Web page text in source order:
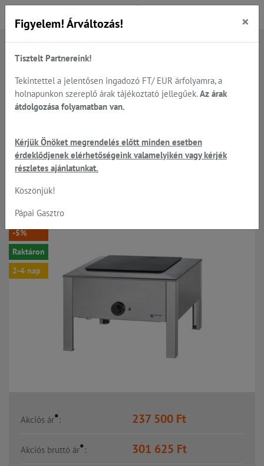
Főoldal Termékek
Főzőzsámolyok - gázüzemű elektromos és indukciós
Elektromos főzőzsámolyok
GAM EZS6 - elektromos
főzőzsámoly 6.0kW/400V;
40*40 cm főzőlappal
-5%
Raktáron
2-4 nap
Akciós ár*: 237 500 Ft
Akciós bruttó ár*: 301 625 Ft
Figyelem! Árváltozás! ×
Tisztelt Partnereink!
Tekintettel a jelentősen ingadozó FT/ EUR árfolyamra, a
holnapunkon szereplő árak tájékoztató jellegűek. Az árak
átdolgozása folyamatban van.
Kérjük Önöket megrendelés előtt minden esetben
érdeklődjenek elérhetőségeink valamelyikén vagy kérjék
részletes ajánlatunkat.
Köszönjük!
Pápai Gasztro